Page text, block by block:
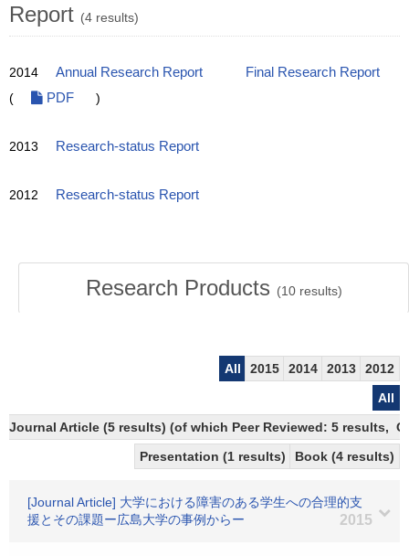
Report (4 results)
2014 Annual Research Report
Final Research Report
(
PDF )
2013 Research-status Report
2012 Research-status Report
Research Products (10results)
All 2015 2014 2013
2012
All
Journal Article (5 results) (of which Peer Reviewed: 5 results,
Presentation (1 results)
Book (4 results)
[Journal Article] 大学における障害のある学生への合理的支
援とその課題ー広島大学の事例からー
2015